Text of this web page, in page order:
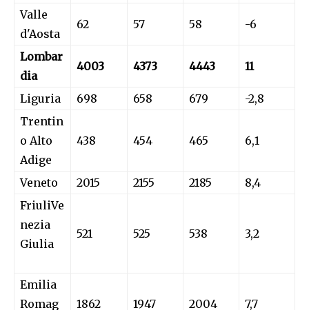
Valle
d'Aosta
62 57 58 -6
Lombar
dia
4003 4373 4443 11
Liguria 698 658 679
-2,8
Trentin
o Alto
Adige
438 454 465 6,1
Veneto 2015 2155 2185
8,4
FriuliVe
nezia
Giulia
521 525 538 3,2
Emilia
Romag
1862 1947 2004 7,7